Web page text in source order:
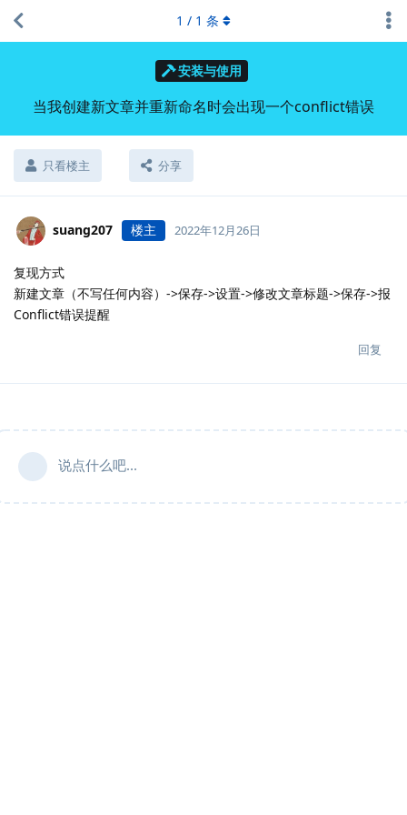
安装与使用
当我创建新文章并重新命名时会出现一个conflict错误
只看楼主 分享
1 / 1 条
suang207 楼主 2022年12月26日
复现方式
新建文章（不写任何内容）->保存->设置->修改文章标题->保存->报
Conflict错误提醒
回复
说点什么吧...